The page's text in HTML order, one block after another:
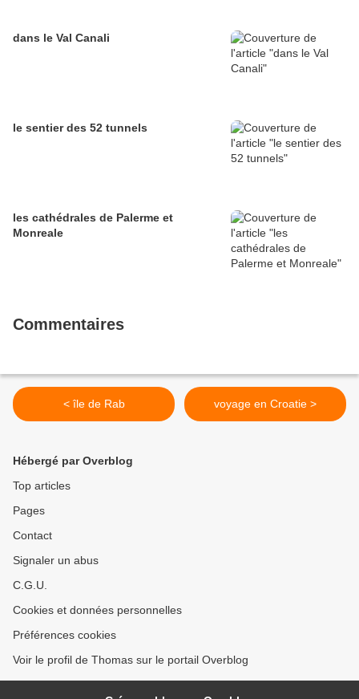
dans le Val Canali
le sentier des 52 tunnels
les cathédrales de Palerme et
Monreale
Commentaires
< île de Rab voyage en Croatie >
Hébergé par Overblog
Top articles
Pages
Contact
Signaler un abus
C.G.U.
Cookies et données personnelles
Préférences cookies
Voir le profil de Thomas sur le portail Overblog